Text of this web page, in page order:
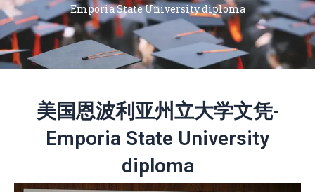
Emporia State University diploma
美国恩波利亚州立大学文凭-
Emporia State University
diploma